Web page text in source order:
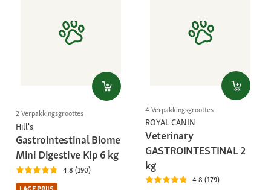
2 Verpakkingsgroottes
Hill's
Gastrointestinal Biome
Mini Digestive Kip 6 kg
4.8 (190)
4 Verpakkingsgroottes
ROYAL CANIN
Veterinary
GASTROINTESTINAL 2
kg
4.8 (179)